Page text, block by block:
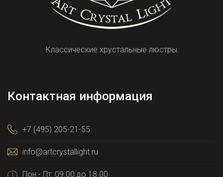
Классические хрустальные люстры
Контактная информация
+7 (495) 205-21-55
info@artcrystallight.ru
Пон - Пт: 09.00 до 18.00